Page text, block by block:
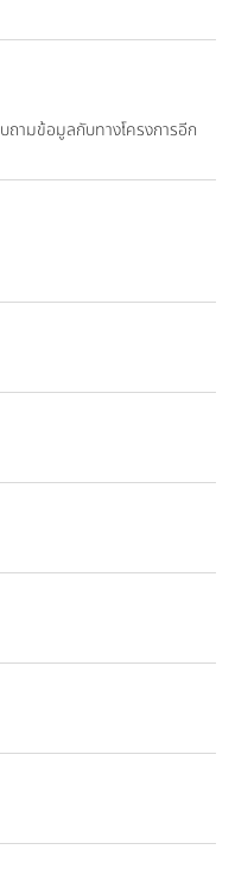
ถามข้อมูลกับทางโครงการอีก